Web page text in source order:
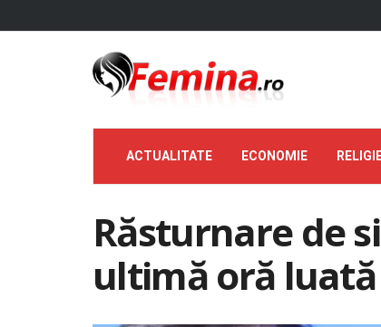
ACTUALITATE ECONOMIE
Răsturnare de
ultimă oră